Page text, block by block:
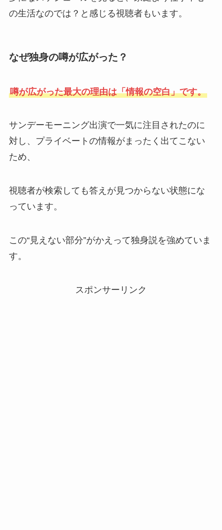
の生活なのでは？と感じる視聴者もいます。
なぜ独身の噂が広がった？
噂が広がった最大の理由は「情報の空白」です。
サンデーモーニング出演で一気に注目されたのに
対し、プライベートの情報がまったく出てこない
ため、
視聴者が検索しても答えが見つからない状態にな
っています。
この“見えない部分”がかえって独身説を強めていま
す。
スポンサーリンク